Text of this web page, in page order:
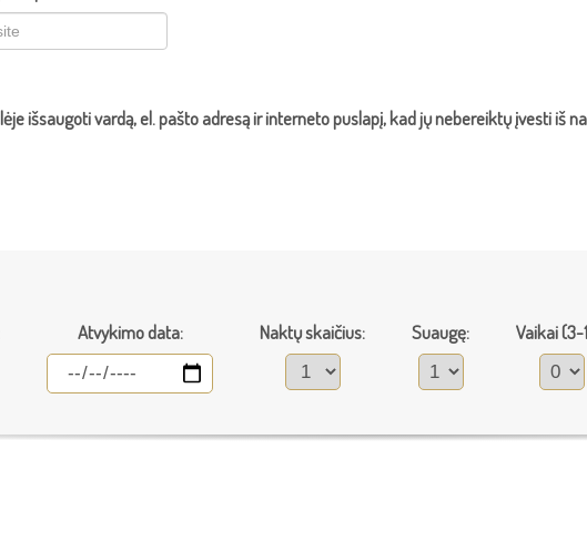
išsaugoti vardą, el. pašto adresą ir interneto puslapį, kad jų nebereiktų įvesti iš
Atvykimo data: Naktų skaičius: Suaugę: Vaikai (3-